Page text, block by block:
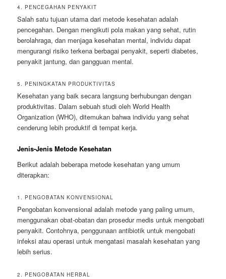
4. PENCEGAHAN PENYAKIT
Salah satu tujuan utama dari metode kesehatan adalah
pencegahan. Dengan mengikuti pola makan yang sehat, rutin
berolahraga, dan menjaga kesehatan mental, individu dapat
mengurangi risiko terkena berbagai penyakit, seperti diabetes,
penyakit jantung, dan gangguan mental.
5. PENINGKATAN PRODUKTIVITAS
Kesehatan yang baik secara langsung berhubungan dengan
produktivitas. Dalam sebuah studi oleh World Health
Organization (WHO), ditemukan bahwa individu yang sehat
cenderung lebih produktif di tempat kerja.
Jenis-Jenis Metode Kesehatan
Berikut adalah beberapa metode kesehatan yang umum
diterapkan:
1. PENGOBATAN KONVENSIONAL
Pengobatan konvensional adalah metode yang paling umum,
menggunakan obat-obatan dan prosedur medis untuk mengobati
penyakit. Contohnya, penggunaan antibiotik untuk mengobati
infeksi atau operasi untuk mengatasi masalah kesehatan yang
lebih serius.
2. PENGOBATAN HERBAL